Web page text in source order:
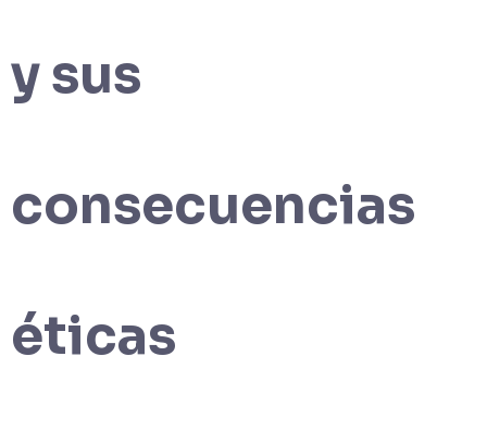
y sus
consecuencias
éticas